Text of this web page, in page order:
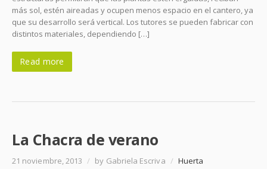
más sol, estén aireadas y ocupen menos espacio en el cantero, ya
que su desarrollo será vertical. Los tutores se pueden fabricar con
distintos materiales, dependiendo […]
Read more
La Chacra de verano
21 noviembre, 2013 / by Gabriela Escriva / Huerta